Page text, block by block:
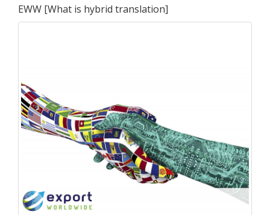
EWW [What is hybrid translation]